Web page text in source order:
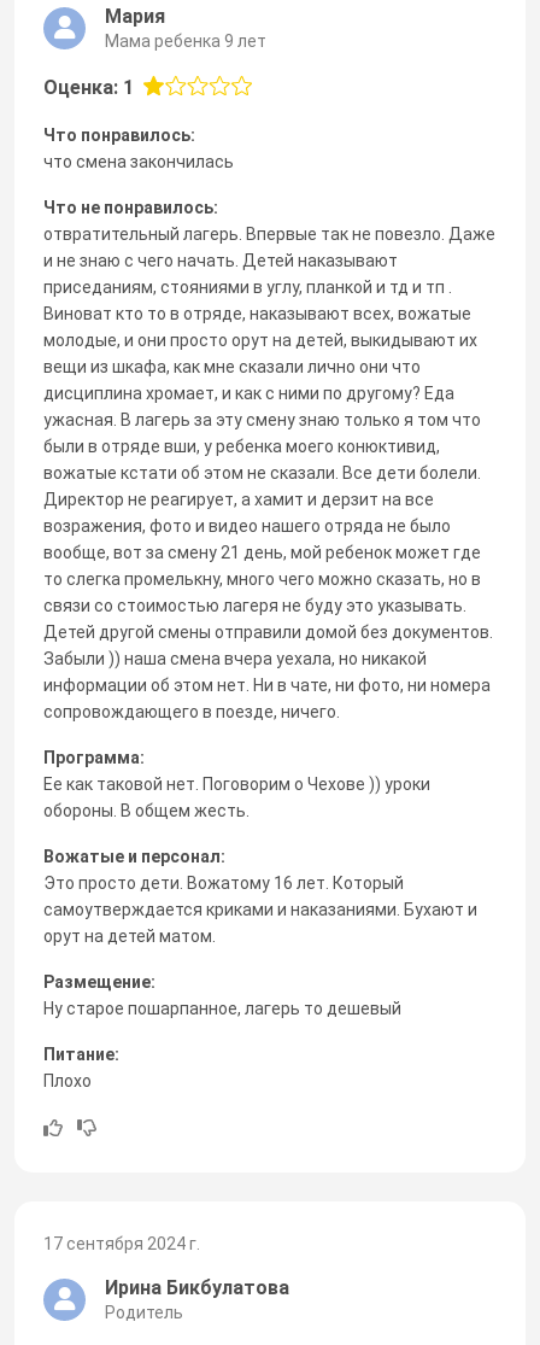
Мария
Мама ребенка 9 лет
Оценка: 1
Что понравилось:
что смена закончилась
Что не понравилось:
отвратительный лагерь. Впервые так не повезло. Даже
и не знаю с чего начать. Детей наказывают
приседаниям, стояниями в углу, планкой и тд и тп .
Виноват кто то в отряде, наказывают всех, вожатые
молодые, и они просто орут на детей, выкидывают их
вещи из шкафа, как мне сказали лично они что
дисциплина хромает, и как с ними по другому? Еда
ужасная. В лагерь за эту смену знаю только я том что
были в отряде вши, у ребенка моего конюктивид,
вожатые кстати об этом не сказали. Все дети болели.
Директор не реагирует, а хамит и дерзит на все
возражения, фото и видео нашего отряда не было
вообще, вот за смену 21 день, мой ребенок может где
то слегка промелькну, много чего можно сказать, но в
связи со стоимостью лагеря не буду это указывать.
Детей другой смены отправили домой без документов.
Забыли )) наша смена вчера уехала, но никакой
информации об этом нет. Ни в чате, ни фото, ни номера
сопровождающего в поезде, ничего.
Программа:
Ее как таковой нет. Поговорим о Чехове )) уроки
обороны. В общем жесть.
Вожатые и персонал:
Это просто дети. Вожатому 16 лет. Который
самоутверждается криками и наказаниями. Бухают и
орут на детей матом.
Размещение:
Ну старое пошарпанное, лагерь то дешевый
Питание:
Плохо
17 сентября 2024 г.
Ирина Бикбулатова
Родитель